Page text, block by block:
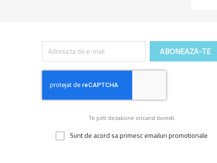
Te poti dezabone oricand doresti
Sunt de acord sa primesc emailuri promotionale